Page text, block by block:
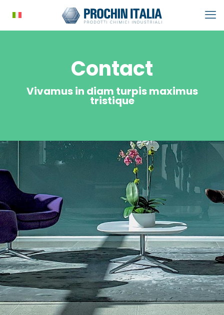
Contact
Vivamus in diam turpis maximus
tristique